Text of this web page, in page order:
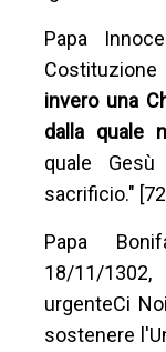
Papa
invero una
dalla quale
quale
sacrificio."
Papa
18/11/1302,
urgenteCi
sostenere